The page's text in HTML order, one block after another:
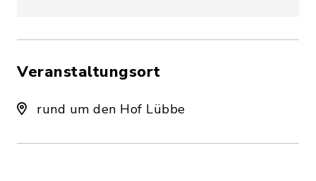
Veranstaltungsort
rund um den Hof Lübbe